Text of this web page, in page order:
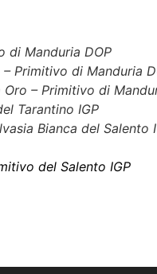
di Manduria DOP
Primitivo di Manduria
Oro – Primitivo di
Tarantino IGP
Bianca del Salento
del Salento IGP